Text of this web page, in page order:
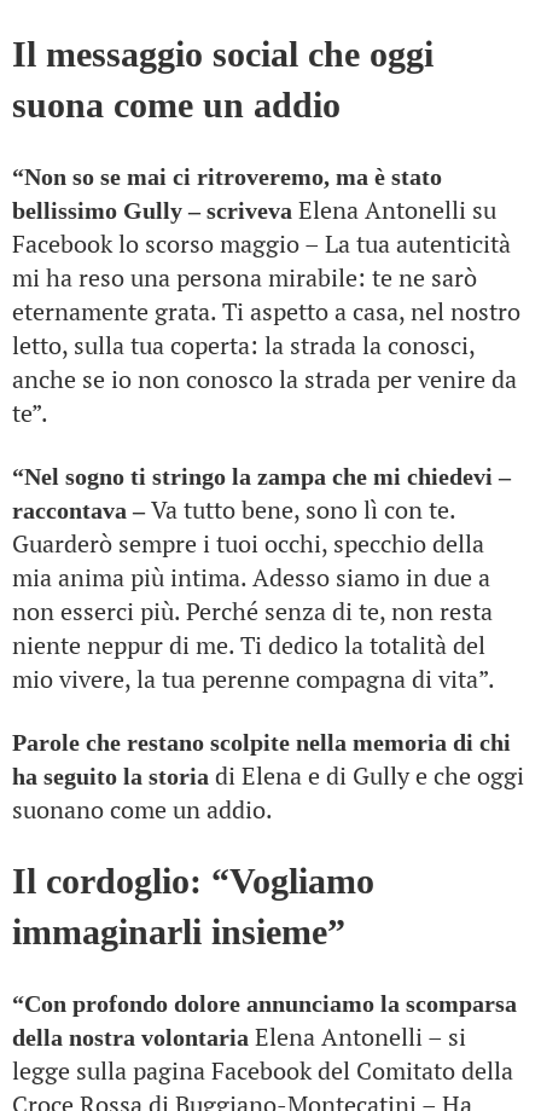
Il messaggio social che oggi
suona come un addio
“Non so se mai ci ritroveremo, ma è stato
bellissimo Gully – scriveva Elena Antonelli su
Facebook lo scorso maggio – La tua autenticità
mi ha reso una persona mirabile: te ne sarò
eternamente grata. Ti aspetto a casa, nel nostro
letto, sulla tua coperta: la strada la conosci,
anche se io non conosco la strada per venire da
te”.
“Nel sogno ti stringo la zampa che mi chiedevi –
raccontava –Va tutto bene, sono lì con te.
Guarderò sempre i tuoi occhi, specchio della
mia anima più intima. Adesso siamo in due a
non esserci più. Perché senza di te, non resta
niente neppur di me. Ti dedico la totalità del
mio vivere, la tua perenne compagna di vita”.
Parole che restano scolpite nella memoria di chi
ha seguito la storia di Elena e di Gully e che oggi
suonano come un addio.
Il cordoglio: “Vogliamo
immaginarli insieme”
“Con profondo dolore annunciamo la scomparsa
della nostra volontaria Elena Antonelli – si
legge sulla pagina Facebook del Comitato della
Croce Rossa di Buggiano-Montecatini – Ha